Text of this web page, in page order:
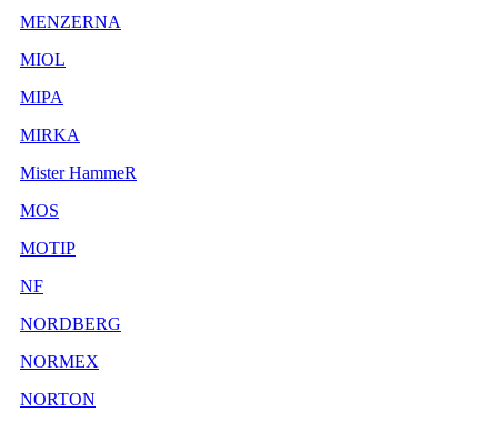
MENZERNA
MIOL
MIPA
MIRKA
Mister HammeR
MOS
MOTIP
NF
NORDBERG
NORMEX
NORTON